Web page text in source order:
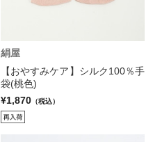
絹屋
【おやすみケア】シルク100％手
袋(桃色)
¥1,870 （税込）